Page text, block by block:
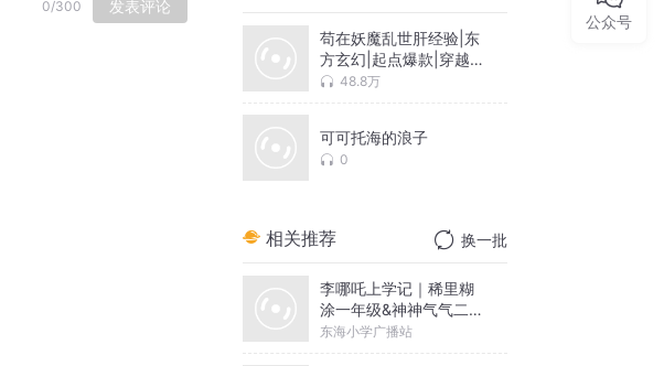
0/300 发表评论
苟在妖魔乱世肝经验|东
方玄幻|起点爆款|穿越逆
袭|热血爆笑|VIP免费多
48.8万
可可托海的浪子
0
相关推荐 换一批
李哪吒上学记｜稀里糊
涂一年级&神神气气二年
级
东海小学广播站
公众号